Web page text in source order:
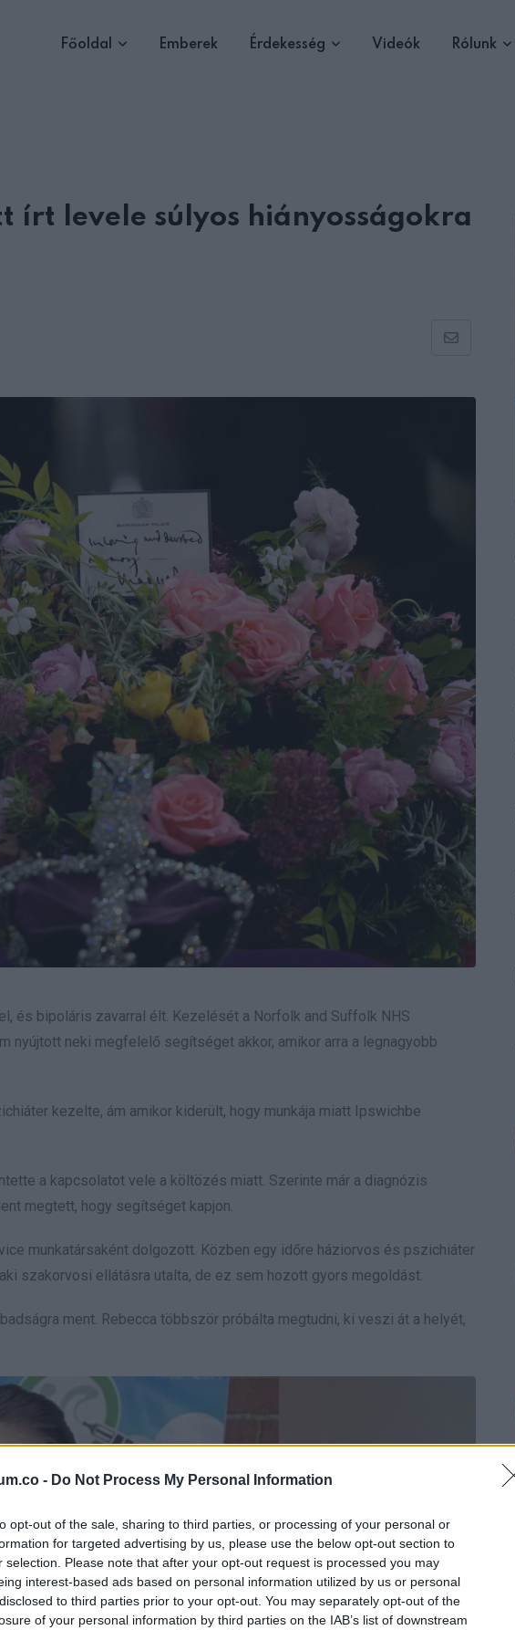
- Do Not Process My Personal Information
opt-out of the sale, sharing to third parties, or processing of your personal or
for targeted advertising by us, please use the below opt-out section to
selection. Please note that after your opt-out request is processed you may
interest-based ads based on personal information utilized by us or personal
to third parties prior to your opt-out. You may separately opt-out of the
of your personal information by third parties on the IAB’s list of downstream
Főoldal Emberek Érdekesség Videók Rólunk
írt levele súlyos hiányosságokra
Share
Email
és bipoláris zavarral élt. Kezelését a Norfolk and Suffolk NHS
nyújtott neki megfelelő segítséget akkor, amikor arra a legnagyobb
kezelte, ám amikor kiderült, hogy munkája miatt Ipswichbe
a kapcsolatot vele a költözés miatt. Szerinte már a diagnózis
megtett, hogy segítséget kapjon.
munkatársaként dolgozott. Közben egy időre háziorvos és pszichiáter
szakorvosi ellátásra utalta, de ez sem hozott gyors megoldást.
ment. Rebecca többször próbálta megtudni, ki veszi át a helyét,